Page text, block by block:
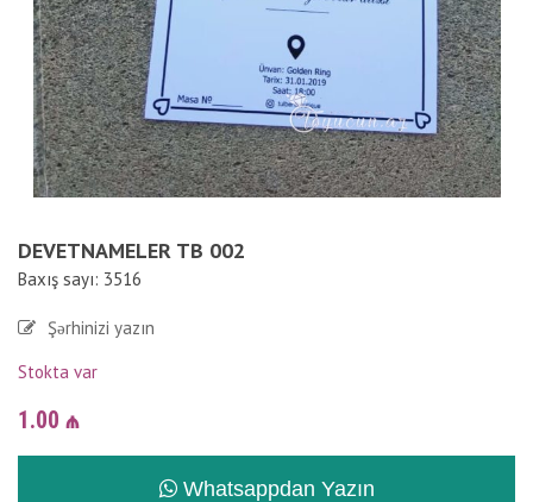
DEVETNAMELER TB 002
Baxış sayı: 3516
Şərhinizi yazın
Stokta var
1.00 ₼
Whatsappdan Yazın